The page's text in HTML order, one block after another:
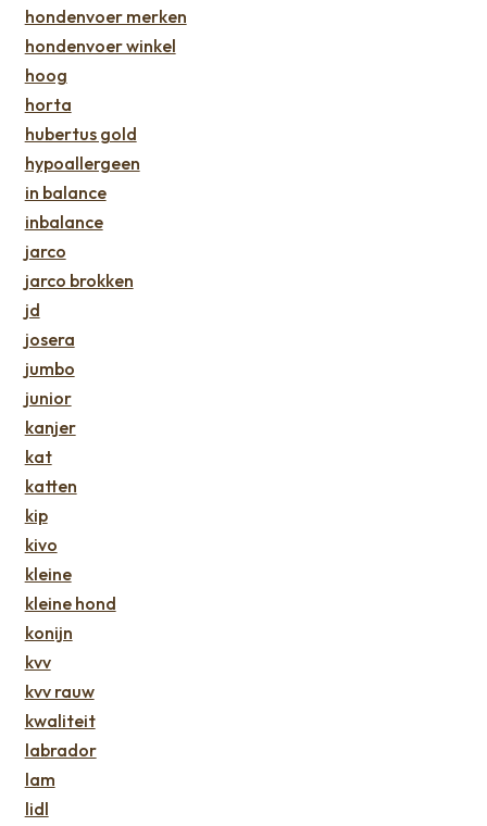
hondenvoer merken
hondenvoer winkel
hoog
horta
hubertus gold
hypoallergeen
in balance
inbalance
jarco
jarco brokken
jd
josera
jumbo
junior
kanjer
kat
katten
kip
kivo
kleine
kleine hond
konijn
kvv
kvv rauw
kwaliteit
labrador
lam
lidl